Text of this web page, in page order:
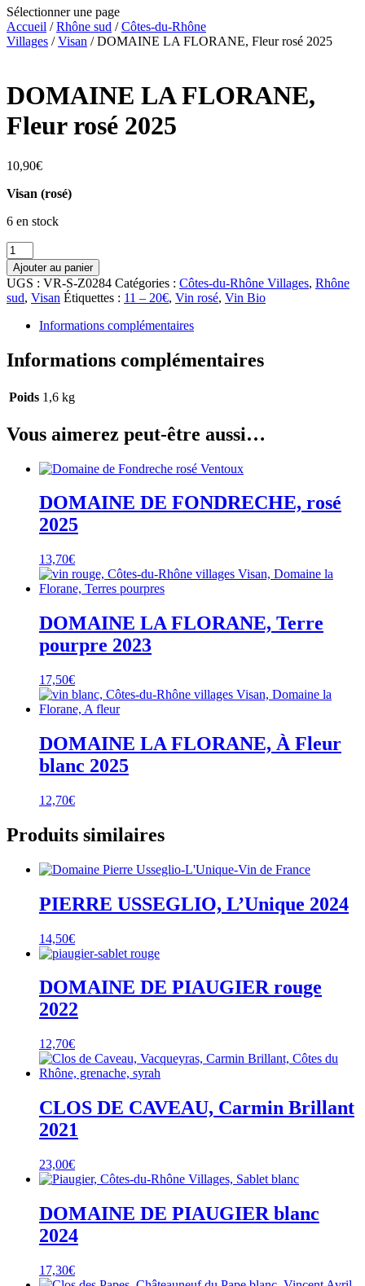
Sélectionner une page
Accueil /Rhône sud /Côtes-du-Rhône
Villages /Visan / DOMAINE LA FLORANE, Fleur rosé 2025
DOMAINE LA FLORANE,
Fleur rosé 2025
10,90€
Visan (rosé)
6 en stock
quantité
de
DOMAINE
LA
FLORANE,
Fleur
2025
Ajouter au panier
UGS : VR-S-Z0284 Catégories : Côtes-du-Rhône Villages, Rhône
sud, Visan Étiquettes : 11 – 20€, Vin rosé, Vin Bio
Informations complémentaires
Informations complémentaires
Poids 1,6 kg
Vous aimerez peut-être aussi…
DOMAINE DE FONDRECHE, rosé
2025
13,70€
DOMAINE LA FLORANE, Terre
pourpre 2023
17,50€
DOMAINE LA FLORANE, À Fleur
blanc 2025
12,70€
Produits similaires
PIERRE USSEGLIO, L’Unique 2024
14,50€
DOMAINE DE PIAUGIER rouge
2022
12,70€
CLOS DE CAVEAU, Carmin Brillant
2021
23,00€
DOMAINE DE PIAUGIER blanc
2024
17,30€